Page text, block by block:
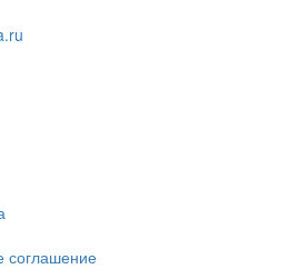
соглашение